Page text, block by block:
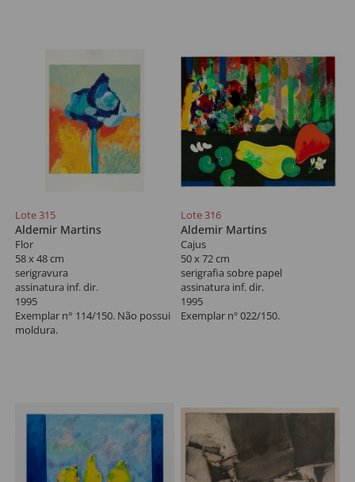
Lote 315
Aldemir Martins
Flor
58 x 48 cm
serigravura
assinatura inf. dir.
1995
Exemplar n° 114/150. Não possui
moldura.
Lote 316
Aldemir Martins
Cajus
50 x 72 cm
serigrafia sobre papel
assinatura inf. dir.
1995
Exemplar nº 022/150.